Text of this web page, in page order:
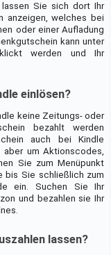
Sie sich dort Ihr
anzeigen, welches bei
oder einer Aufladung
kann unter
werden und Ihr
einlösen?
keine Zeitungs- oder
bezahlt werden
auch bei Kindle
um Aktionscodes,
Sie zum Menüpunkt
bis Sie schließlich zum
ein. Suchen Sie Ihr
und bezahlen sie Ihr
lassen?